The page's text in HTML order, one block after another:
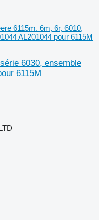
6115m. 6m, 6r, 6010,
AL201044 pour 6115M
6030, ensemble
6115M